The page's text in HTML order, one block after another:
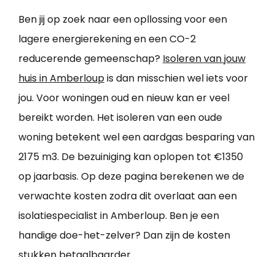
Ben jij op zoek naar een opllossing voor een
lagere energierekening en een CO-2
reducerende gemeenschap? Isoleren van jouw
huis in Amberloupis dan misschien wel iets voor
jou. Voor woningen oud en nieuw kan er veel
bereikt worden. Het isoleren van een oude
woning betekent wel een aardgas besparing van
2175 m3. De bezuiniging kan oplopen tot €1350
op jaarbasis. Op deze pagina berekenen we de
verwachte kosten zodra dit overlaat aan een
isolatiespecialist in Amberloup. Ben je een
handige doe-het-zelver? Dan zijn de kosten